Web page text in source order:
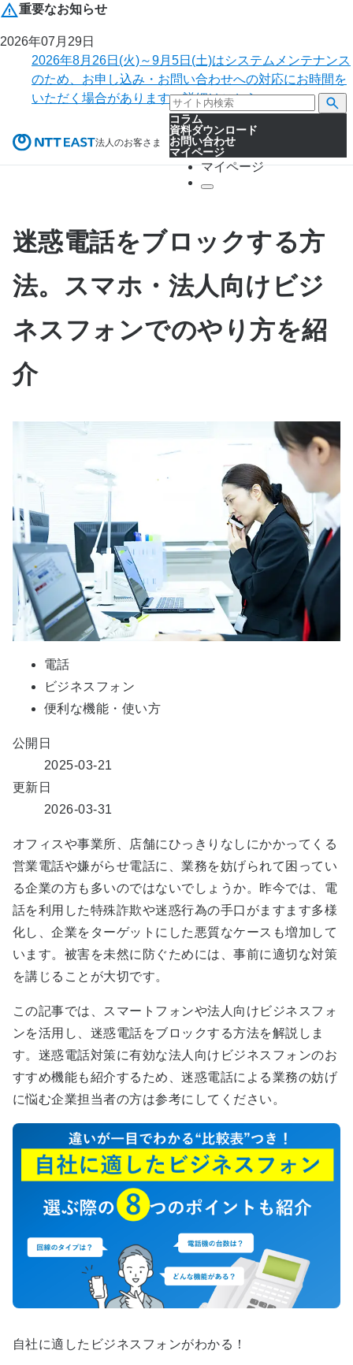
重要なお知らせ
2026年07月29日
2026年8月26日(火)～9月5日(土)はシステムメンテナンス
のため、お申し込み・お問い合わせへの対応にお時間を
いただく場合があります。詳細はこちら。
法人のお客さま
コラム
資料ダウンロード
お問い合わせ
マイページ
マイページ
迷惑電話をブロックする方
法。スマホ・法人向けビジ
ネスフォンでのやり方を紹
介
電話
ビジネスフォン
便利な機能・使い方
公開日
2025-03-21
更新日
2026-03-31
オフィスや事業所、店舗にひっきりなしにかかってくる
営業電話や嫌がらせ電話に、業務を妨げられて困ってい
る企業の方も多いのではないでしょうか。昨今では、電
話を利用した特殊詐欺や迷惑行為の手口がますます多様
化し、企業をターゲットにした悪質なケースも増加して
います。被害を未然に防ぐためには、事前に適切な対策
を講じることが大切です。
この記事では、スマートフォンや法人向けビジネスフォ
ンを活用し、迷惑電話をブロックする方法を解説しま
す。迷惑電話対策に有効な法人向けビジネスフォンのお
すすめ機能も紹介するため、迷惑電話による業務の妨げ
に悩む企業担当者の方は参考にしてください。
自社に適したビジネスフォンがわかる！